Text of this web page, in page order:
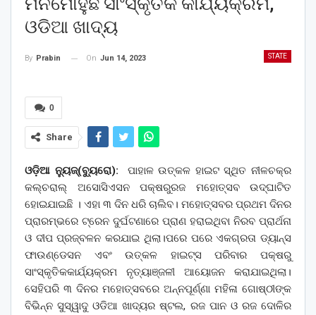
ଓଡିଆ ଖାଦ୍ୟ
STATE
By Prabin On Jun 14, 2023
0
Share
ଓଡ଼ିଆ ନ୍ୟୁଜ୍(ବ୍ୟୁରୋ): ପାହାଳ ଉତ୍କଳ ହାଇଟ ସ୍ଥିତ ନୀଳଚକ୍ର
କଲ୍‌ଚରାଲ୍ ଅସୋସିଏସନ ପକ୍ଷରୁରଜ ମହୋତ୍ସବ ଉଦ୍‌ଘାଟିତ
ହୋଇଯାଇଛି । ଏହା ୩ ଦିନ ଧରି ଚାଲିବ। ମହୋତ୍ସବର ପ୍ରଥମ ଦିନର
ପ୍ରାରମ୍ଭରେ ଟ୍ରେନ ଦୁର୍ଘଟଣାରେ ପ୍ରାଣ ହରାଇଥିବା ନିରବ ପ୍ରାର୍ଥନା
ଓ ଦୀପ ପ୍ରଜ୍ବଳନ କରଯାଇ ଥିଲା।ପରେ ପରେ ଏକଗ୍ରତା ଡ୍ୟାନ୍ସ
ଫାଉଣ୍ଡେସନ ଏବଂ ଉତ୍କଳ ହାଇଟ୍ସ ପରିବାର ପକ୍ଷରୁ
ସାଂସ୍କୃତିକକାର୍ଯ୍ୟକ୍ରମ ନୃତ୍ୟାଞ୍ଜଳୀ ଆୟୋଜନ କରାଯାଇଥିଲା।
ସେହିପରି ୩ ଦିନର ମହୋତ୍ସବରେ ଅନ୍ନପୂର୍ଣ୍ଣା ମହିଳା ଗୋଷ୍ଠୀଙ୍କ
ବିଭିନ୍ନ ସୁସ୍ୱାଦୁ ଓଡିଆ ଖାଦ୍ୟର ଷ୍ଟଲ, ରଜ ପାନ ଓ ରଜ ଦୋଳିର